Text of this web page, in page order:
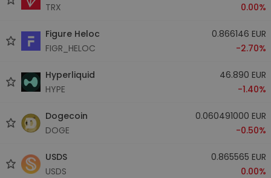
TRX
0.00%
Figure Heloc
FIGR_HELOC
0.866146 EUR
-2.70%
Hyperliquid
HYPE
46.890 EUR
-1.40%
Dogecoin
DOGE
0.060491000 EUR
-0.50%
USDS
USDS
0.865565 EUR
0.00%